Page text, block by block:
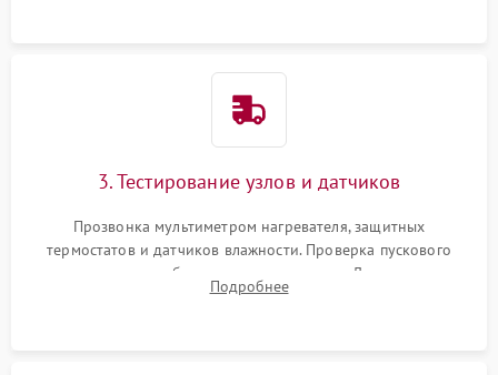
3. Тестирование узлов и датчиков
Прозвонка мультиметром нагревателя, защитных
термостатов и датчиков влажности. Проверка пускового
конденсатора, обмоток мотора и помпы. Для машин с
тепловым насосом — диагностика работы компрессора и
Подробнее